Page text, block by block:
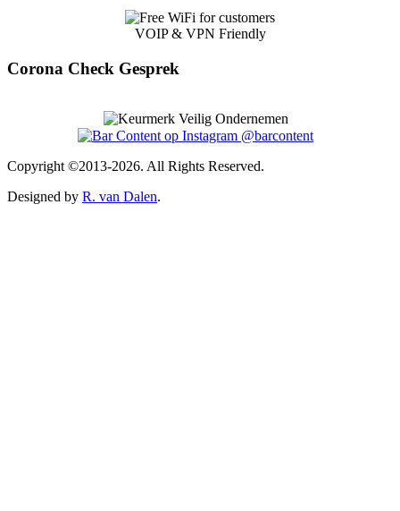
VOIP & VPN Friendly
Corona Check Gesprek
Copyright ©2013-2026. All Rights Reserved.
Designed by R. van Dalen.